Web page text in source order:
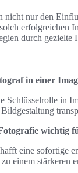
nicht nur den
erfolgreichen
durch
in einer
Schlüsselrolle in
wichtig
eine sofortige
einem stärkeren